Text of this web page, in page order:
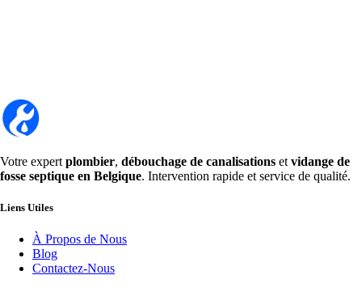
Votre expert plombier, débouchage de canalisations et vidange de
fosse septique en Belgique. Intervention rapide et service de qualité.
Liens Utiles
À Propos de Nous
Blog
Contactez-Nous